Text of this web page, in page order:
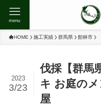
menu
HOME 施工実績 群馬県 館林市
伐採【群馬
キ お庭の
屋
2023
3/23